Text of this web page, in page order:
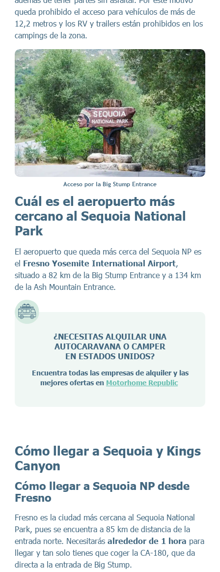
queda prohibido el acceso para vehículos de más de
12,2 metros y los RV y trailers están prohibidos en los
campings de la zona.
Acceso por la Big Stump Entrance
Cuál es el aeropuerto más
cercano al Sequoia National
Park
El aeropuerto que queda más cerca del Sequoia NP es
el Fresno Yosemite International Airport,
situado a 82 km de la Big Stump Entrance y a 134 km
de la Ash Mountain Entrance.
¿NECESITAS ALQUILAR UNA
AUTOCARAVANA O CAMPER
EN ESTADOS UNIDOS?
Encuentra todas las empresas de alquiler y las
mejores ofertas en Motorhome Republic
Cómo llegar a Sequoia y Kings
Canyon
Cómo llegar a Sequoia NP desde
Fresno
Fresno es la ciudad más cercana al Sequoia National
Park, pues se encuentra a 85 km de distancia de la
entrada norte. Necesitarás alrededor de 1 hora para
llegar y tan solo tienes que coger la CA-180, que da
directa a la entrada de Big Stump.